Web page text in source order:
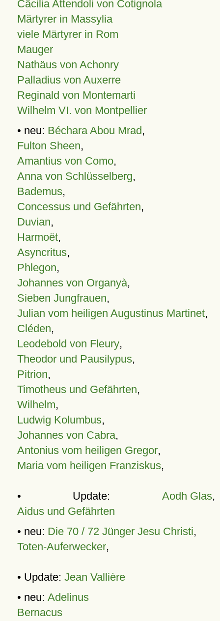
Cäcilia Attendoli von Cotignola
Märtyrer in Massylia
viele Märtyrer in Rom
Mauger
Nathäus von Achonry
Palladius von Auxerre
Reginald von Montemarti
Wilhelm VI. von Montpellier
• neu: Béchara Abou Mrad,
Fulton Sheen,
Amantius von Como,
Anna von Schlüsselberg,
Bademus,
Concessus und Gefährten,
Duvian,
Harmoët,
Asyncritus,
Phlegon,
Johannes von Organyà,
Sieben Jungfrauen,
Julian vom heiligen Augustinus Martinet,
Cléden,
Leodebold von Fleury,
Theodor und Pausilypus,
Pitrion,
Timotheus und Gefährten,
Wilhelm,
Ludwig Kolumbus,
Johannes von Cabra,
Antonius vom heiligen Gregor,
Maria vom heiligen Franziskus,
• Update: Aodh Glas,
Aidus und Gefährten
• neu: Die 70 / 72 Jünger Jesu Christi,
Toten-Auferwecker,
• Update: Jean Vallière
• neu: Adelinus
Bernacus